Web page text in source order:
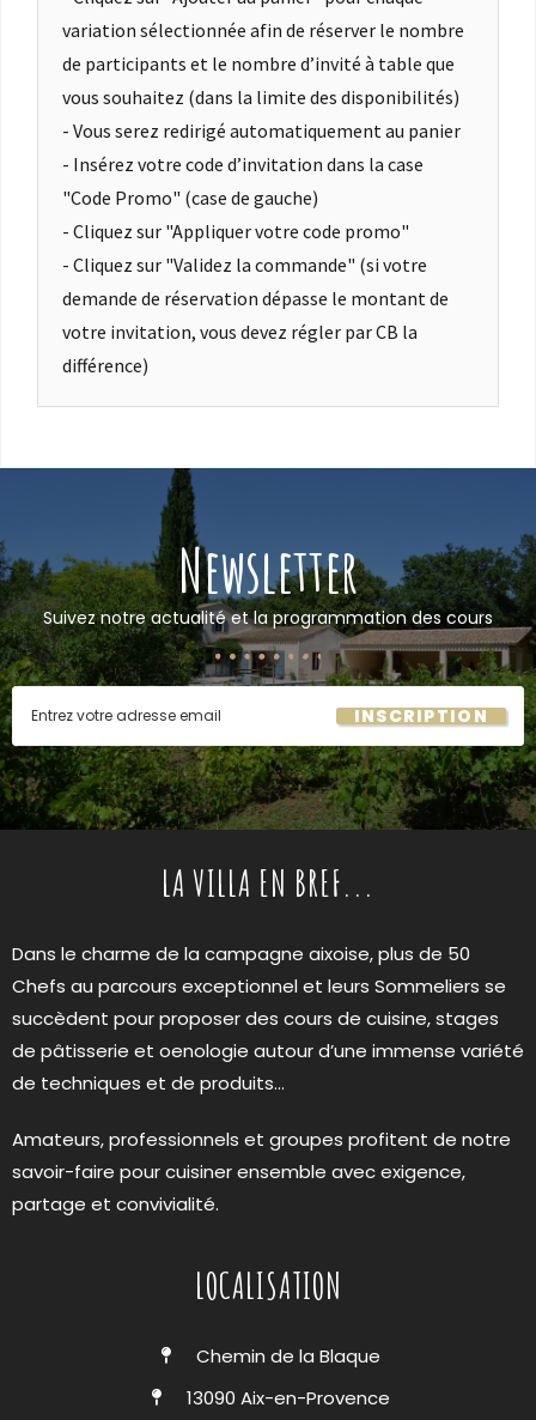
variation sélectionnée afin de réserver le nombre
de participants et le nombre d’invité à table que
vous souhaitez (dans la limite des disponibilités)
- Vous serez redirigé automatiquement au panier
- Insérez votre code d’invitation dans la case
"Code Promo" (case de gauche)
- Cliquez sur "Appliquer votre code promo"
- Cliquez sur "Validez la commande" (si votre
demande de réservation dépasse le montant de
votre invitation, vous devez régler par CB la
différence)
Newsletter
Suivez notre actualité et la programmation des cours
INSCRIPTION
LA VILLA EN BREF...
Dans le charme de la campagne aixoise, plus de 50
Chefs au parcours exceptionnel et leurs Sommeliers se
succèdent pour proposer des cours de cuisine, stages
de pâtisserie et oenologie autour d’une immense variété
de techniques et de produits…
Amateurs, professionnels et groupes profitent de notre
savoir-faire pour cuisiner ensemble avec exigence,
partage et convivialité.
LOCALISATION
Chemin de la Blaque
13090 Aix-en-Provence